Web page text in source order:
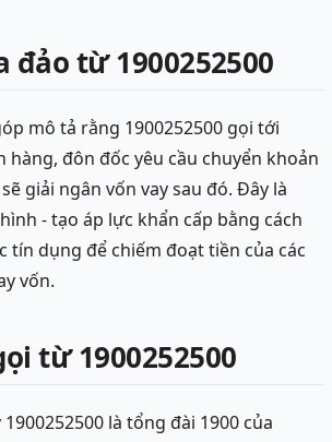
đảo từ 1900252500
mô tả rằng 1900252500 gọi tới
hàng, đôn đốc yêu cầu chuyển khoản
giải ngân vốn vay sau đó. Đây là
- tạo áp lực khẩn cấp bằng cách
tín dụng để chiếm đoạt tiền của các
vốn.
từ 1900252500
là tổng đài 1900 của